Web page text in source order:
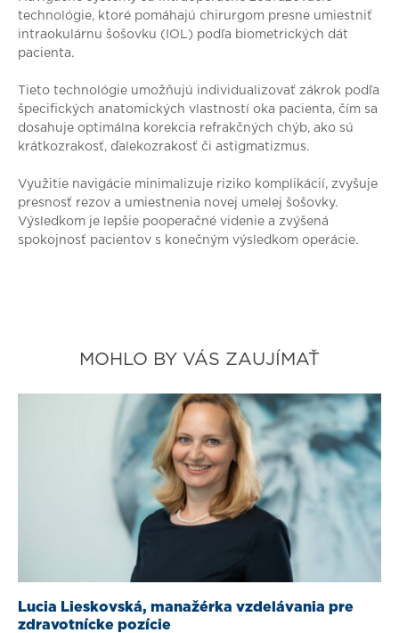
technológie, ktoré pomáhajú chirurgom presne umiestniť
intraokulárnu šošovku (IOL) podľa biometrických dát
pacienta.
Tieto technológie umožňujú individualizovať zákrok podľa
špecifických anatomických vlastností oka pacienta, čím sa
dosahuje optimálna korekcia refrakčných chýb, ako sú
krátkozrakosť, ďalekozrakosť či astigmatizmus.
Využitie navigácie minimalizuje riziko komplikácií, zvyšuje
presnosť rezov a umiestnenia novej umelej šošovky.
Výsledkom je lepšie pooperačné videnie a zvýšená
spokojnosť pacientov s konečným výsledkom operácie.
MOHLO BY VÁS ZAUJÍMAŤ
Lucia Lieskovská, manažérka vzdelávania pre
zdravotnícke pozície